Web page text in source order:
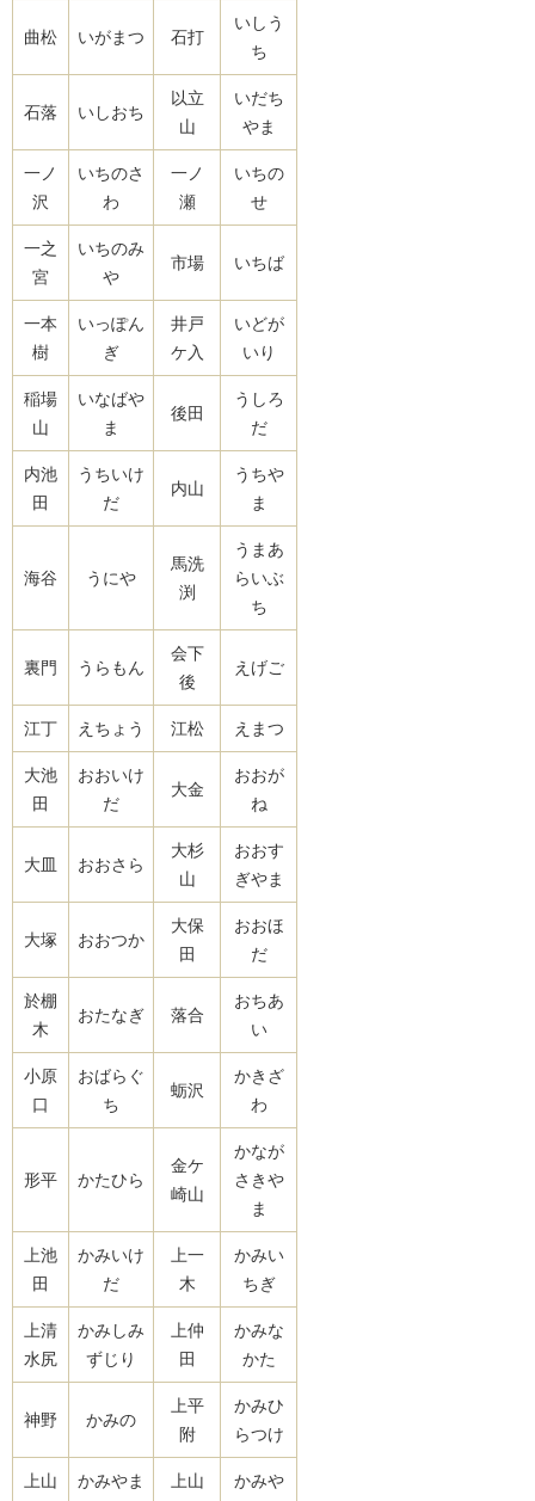
曲松 いがまつ 石打
いしう
ち
石落 いしおち
以立
山
いだち
やま
一ノ
沢
いちのさ
わ
一ノ
瀬
いちの
せ
一之
宮
いちのみ
や
市場 いちば
一本
樹
いっぽん
ぎ
井戸
ケ入
いどが
いり
稲場
山
いなばや
ま
後田
うしろ
だ
内池
田
うちいけ
だ
内山
うちや
ま
海谷 うにや
馬洗
渕
うまあ
らいぶ
ち
裏門 うらもん
会下
後
えげご
江丁 えちょう 江松 えまつ
大池
田
おおいけ
だ
大金
おおが
ね
大皿 おおさら
大杉
山
おおす
ぎやま
大塚 おおつか
大保
田
おおほ
だ
於棚
木
おたなぎ 落合
おちあ
い
小原
口
おばらぐ
ち
蛎沢
かきざ
わ
形平 かたひら
金ケ
崎山
かなが
さきや
ま
上池
田
かみいけ
だ
上一
木
かみい
ちぎ
上清
水尻
かみしみ
ずじり
上仲
田
かみな
かた
神野 かみの
上平
附
かみひ
らつけ
上山
かみやま
上山
かみや